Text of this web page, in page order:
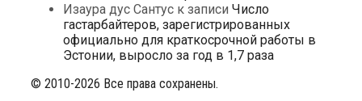
Изаура дус Сантус к записи Число
гастарбайтеров, зарегистрированных
официально для краткосрочной работы в
Эстонии, выросло за год в 1,7 раза
© 2010-2026 Все права сохранены.